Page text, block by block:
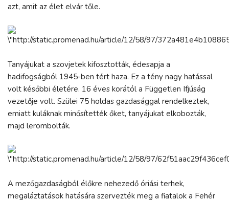
azt, amit az élet elvár tőle.
Tanyájukat a szovjetek kifosztották, édesapja a
hadifogságból 1945-ben tért haza. Ez a tény nagy hatással
volt későbbi életére. 16 éves korától a Független Ifjúság
vezetője volt. Szülei 75 holdas gazdasággal rendelkeztek,
emiatt kuláknak minősítették őket, tanyájukat elkobozták,
majd lerombolták.
A mezőgazdaságból élőkre nehezedő óriási terhek,
megaláztatások hatására szervezték meg a fiatalok a Fehér